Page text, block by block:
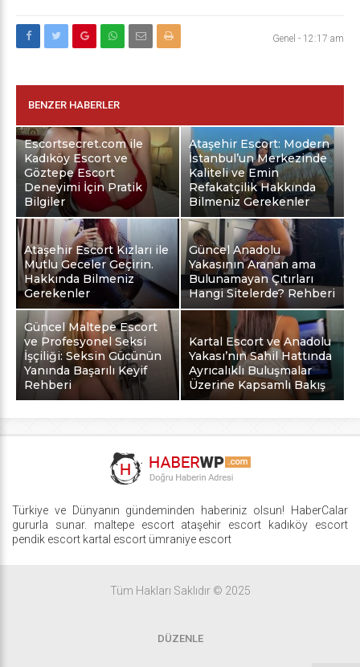
Genel - 12:17 am
BENZER HABERLER
Escortsecret.com ile
Kadıköy Escort ve
Göztepe Escort
Deneyimi İçin Pratik
Bilgiler
Ataşehir Escort: Modern
İstanbul’un Merkezinde
Kaliteli ve Emin
Refakatçilik Hakkında
Bilmeniz Gerekenler
Ataşehir Escort Kızları ile
Mutlu Geceler Geçirin.
Hakkında Bilmeniz
Gerekenler
Güncel Anadolu
Yakasının Aranan ama
Bulunamayan Çıtırları
Hangi Sitelerde? Rehberi
Güncel Maltepe Escort
ve Profesyonel Seksi
İşçiliği: Seksin Gücünün
Yanında Başarılı Keyif
Rehberi
Kartal Escort ve Anadolu
Yakası’nın Sahil Hattında
Ayrıcalıklı Buluşmalar
Üzerine Kapsamlı Bakış
Türkiye ve Dünyanın gündeminden haberiniz olsun! HaberCalar
gururla sunar. maltepe escort ataşehir escort
kadıköy escort
pendik escort kartal escort ümraniye escort
Tüm Hakları Saklıdır © 2025
DÜZENLE